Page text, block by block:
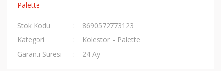
Palette
Stok Kodu
8690572773123
Kategori
Koleston - Palette
Garanti Süresi
24 Ay